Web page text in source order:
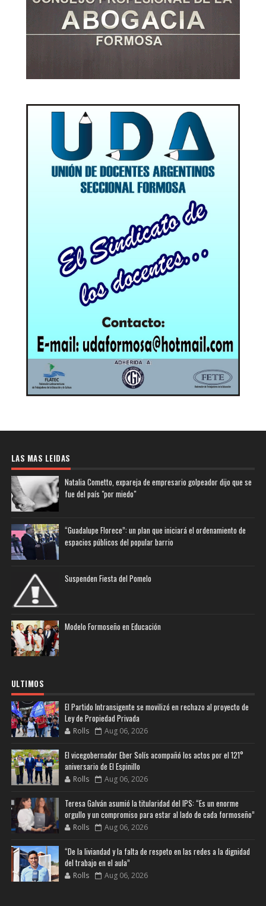
LAS MAS LEIDAS
Natalia Cometto, expareja de empresario golpeador dijo que se
fue del país "por miedo"
“Guadalupe Florece”: un plan que iniciará el ordenamiento de
espacios públicos del popular barrio
Suspenden Fiesta del Pomelo
Modelo Formoseño en Educación
ULTIMOS
El Partido Intransigente se movilizó en rechazo al proyecto de
Ley de Propiedad Privada
Rolls Aug 06, 2026
El vicegobernador Eber Solís acompañó los actos por el 121°
aniversario de El Espinillo
Rolls Aug 06, 2026
Teresa Galván asumió la titularidad del IPS: “Es un enorme
orgullo y un compromiso para estar al lado de cada formoseño”
Rolls Aug 06, 2026
“De la liviandad y la falta de respeto en las redes a la dignidad
del trabajo en el aula”
Rolls Aug 06, 2026